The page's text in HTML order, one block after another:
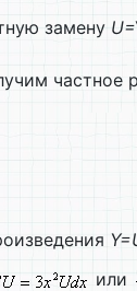
замену U=
частное
Y=
или